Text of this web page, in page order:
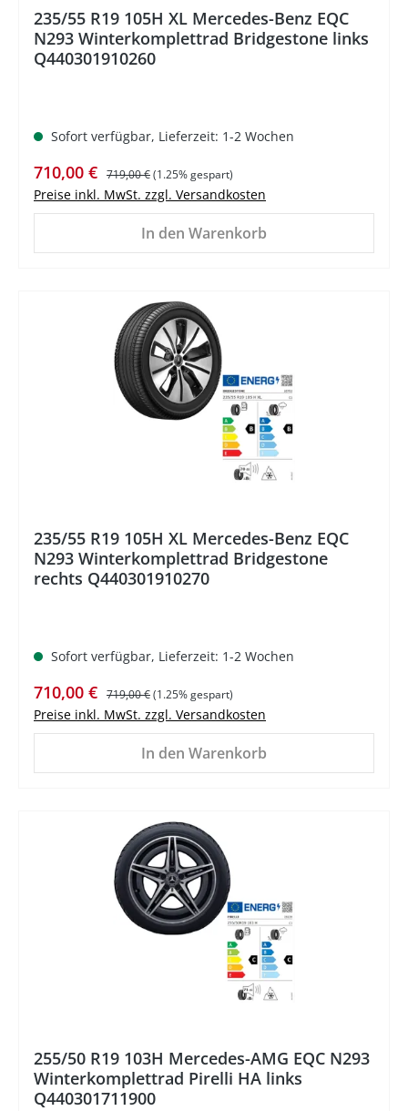
235/55 R19 105H XL Mercedes-Benz EQC
N293 Winterkomplettrad Bridgestone links
Q440301910260
Sofort verfügbar, Lieferzeit: 1-2 Wochen
Verkaufspreis:
710,00 € Regulärer Preis:
719,00 €(1.25% gespart)
Preise inkl. MwSt. zzgl. Versandkosten
In den Warenkorb
235/55 R19 105H XL Mercedes-Benz EQC
N293 Winterkomplettrad Bridgestone
rechts Q440301910270
Sofort verfügbar, Lieferzeit: 1-2 Wochen
Verkaufspreis:
710,00 € Regulärer Preis:
719,00 €(1.25% gespart)
Preise inkl. MwSt. zzgl. Versandkosten
In den Warenkorb
255/50 R19 103H Mercedes-AMG EQC N293
Winterkomplettrad Pirelli HA links
Q440301711900